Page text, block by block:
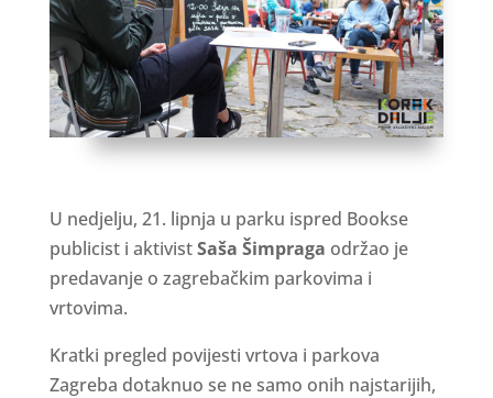
U nedjelju, 21. lipnja u parku ispred Bookse
publicist i aktivistSaša Šimpraga održao je
predavanje o zagrebačkim parkovima i
vrtovima.
Kratki pregled povijesti vrtova i parkova
Zagreba dotaknuo se ne samo onih najstarijih,